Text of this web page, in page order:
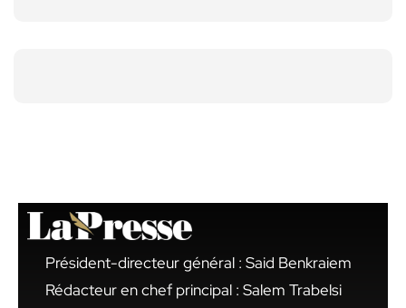
Président-directeur général : Said Benkraiem
Rédacteur en chef principal : Salem Trabelsi